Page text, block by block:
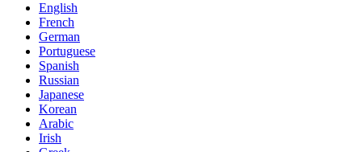
English
French
German
Portuguese
Spanish
Russian
Japanese
Korean
Arabic
Irish